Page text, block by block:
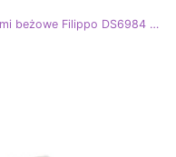
Sandały damskie na koturnie z cyrkoniami beżowe Filippo DS6984 beżowy